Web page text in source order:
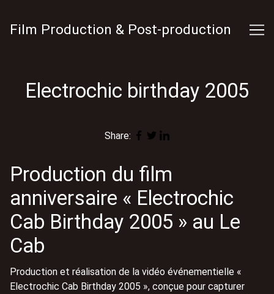
Content
Film Production & Post-production
Electrochic birthday 2005
Share:
Production du film
anniversaire « Electrochic
Cab Birthday 2005 » au Le
Cab
Production et réalisation de la vidéo événementielle «
Electrochic Cab Birthday 2005 », conçue pour capturer